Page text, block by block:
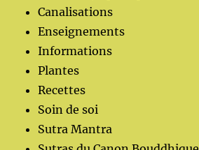
Canalisations
Enseignements
Informations
Plantes
Recettes
Soin de soi
Sutra Mantra